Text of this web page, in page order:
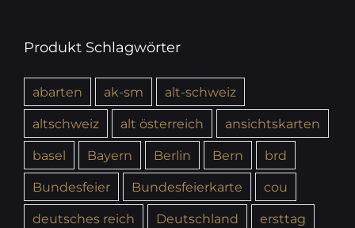
Produkt Schlagwörter
abarten ak-sm
alt-schweiz
altschweiz
alt österreich
ansichtskarten
basel
Bayern Berlin Bern
brd
Bundesfeier
Bundesfeierkarte
cou
deutsches reich
Deutschland
ersttag